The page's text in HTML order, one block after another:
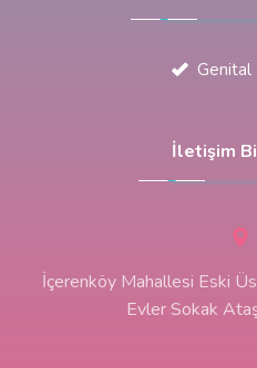
Genital
İletişim
İçerenköy Mahallesi Eski
Evler Sokak